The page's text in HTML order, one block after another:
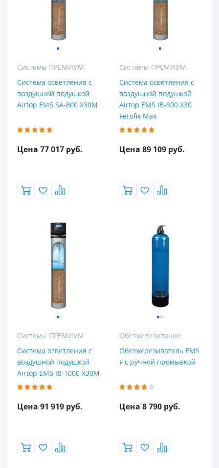
Системы ПРЕМИУМ
Система осветления с
воздушной подушкой
Airtop EMS SA-800 X30M
Цена 77 017 руб.
Системы ПРЕМИУМ
Система осветления с
воздушной подушкой
Airtop EMS IB-800 X30
Ferofix Mах
Цена 89 109 руб.
Системы ПРЕМИУМ
Система осветления с
воздушной подушкой
Airtop EMS IB-1000 X30M
Цена 91 919 руб.
Обезжелезивание
Обезжелезиватель EMS
F с ручной промывкой
Цена 8 790 руб.